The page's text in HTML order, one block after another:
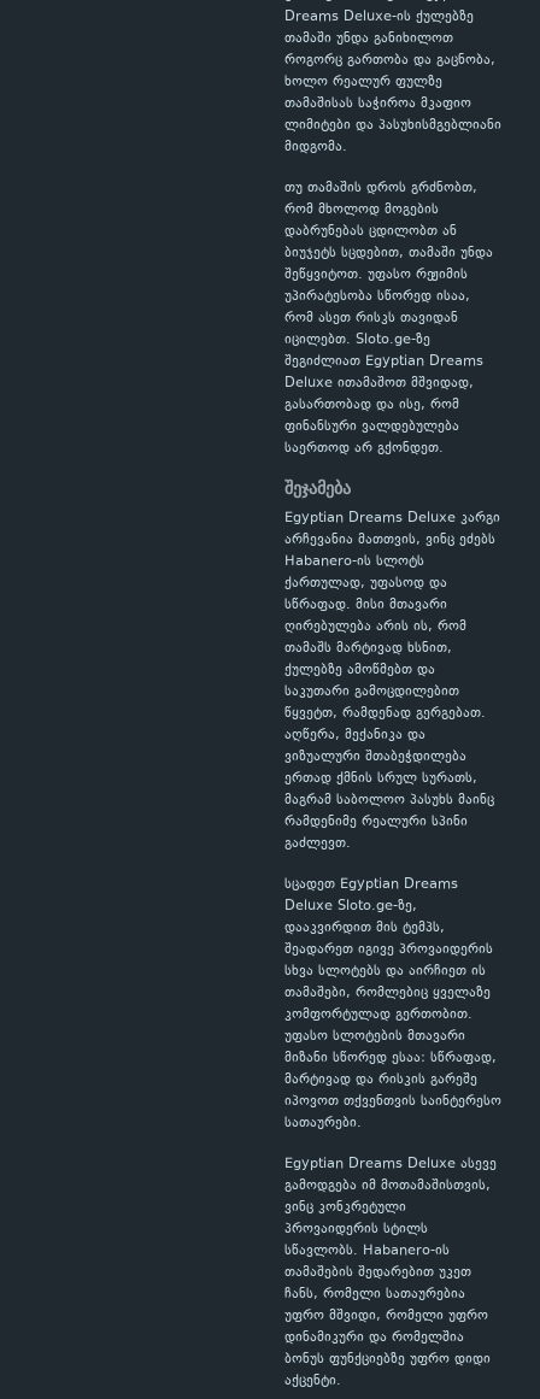
Dreams Deluxe-ის ქულებზე
თამაში უნდა განიხილოთ
როგორც გართობა და გაცნობა,
ხოლო რეალურ ფულზე
თამაშისას საჭიროა მკაფიო
ლიმიტები და პასუხისმგებლიანი
მიდგომა.
თუ თამაშის დროს გრძნობთ,
რომ მხოლოდ მოგების
დაბრუნებას ცდილობთ ან
ბიუჯეტს სცდებით, თამაში უნდა
შეწყვიტოთ. უფასო რეჟიმის
უპირატესობა სწორედ ისაა,
რომ ასეთ რისკს თავიდან
იცილებთ. Sloto.ge-ზე
შეგიძლიათ Egyptian Dreams
Deluxe ითამაშოთ მშვიდად,
გასართობად და ისე, რომ
ფინანსური ვალდებულება
საერთოდ არ გქონდეთ.
შეჯამება
Egyptian Dreams Deluxe კარგი
არჩევანია მათთვის, ვინც ეძებს
Habanero-ის სლოტს
ქართულად, უფასოდ და
სწრაფად. მისი მთავარი
ღირებულება არის ის, რომ
თამაშს მარტივად ხსნით,
ქულებზე ამოწმებთ და
საკუთარი გამოცდილებით
წყვეტთ, რამდენად გერგებათ.
აღწერა, მექანიკა და
ვიზუალური შთაბეჭდილება
ერთად ქმნის სრულ სურათს,
მაგრამ საბოლოო პასუხს მაინც
რამდენიმე რეალური სპინი
გაძლევთ.
სცადეთ Egyptian Dreams
Deluxe Sloto.ge-ზე,
დააკვირდით მის ტემპს,
შეადარეთ იგივე პროვაიდერის
სხვა სლოტებს და აირჩიეთ ის
თამაშები, რომლებიც ყველაზე
კომფორტულად გერთობით.
უფასო სლოტების მთავარი
მიზანი სწორედ ესაა: სწრაფად,
მარტივად და რისკის გარეშე
იპოვოთ თქვენთვის საინტერესო
სათაურები.
Egyptian Dreams Deluxe ასევე
გამოდგება იმ მოთამაშისთვის,
ვინც კონკრეტული
პროვაიდერის სტილს
სწავლობს. Habanero-ის
თამაშების შედარებით უკეთ
ჩანს, რომელი სათაურებია
უფრო მშვიდი, რომელი უფრო
დინამიკური და რომელშია
ბონუს ფუნქციებზე უფრო დიდი
აქცენტი.